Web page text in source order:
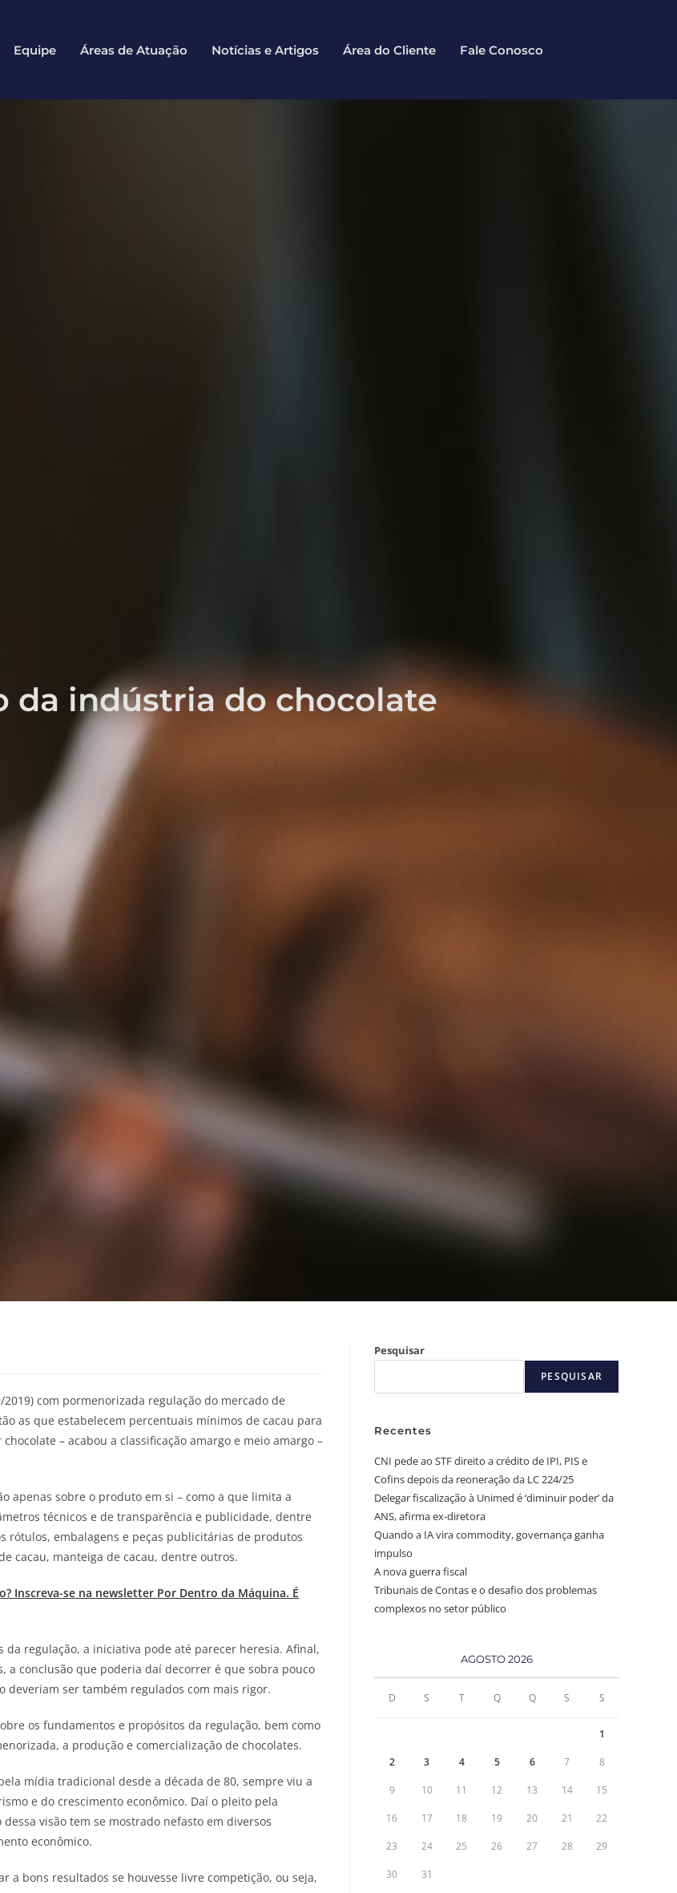
Equipe Áreas de Atuação Notícias e Artigos Área do Cliente Fale Conosco
da indústria do chocolate
com pormenorizada regulação do mercado de
as que estabelecem percentuais mínimos de cacau para
– acabou a classificação amargo e meio amargo –
apenas sobre o produto em si – como a que limita a
técnicos e de transparência e publicidade, dentre
rótulos, embalagens e peças publicitárias de produtos
cacau, manteiga de cacau, dentre outros.
Inscreva-se na newsletter Por Dentro da Máquina. É
regulação, a iniciativa pode até parecer heresia. Afinal,
a conclusão que poderia daí decorrer é que sobra pouco
deveriam ser também regulados com mais rigor.
os fundamentos e propósitos da regulação, bem como
a produção e comercialização de chocolates.
mídia tradicional desde a década de 80, sempre viu a
e do crescimento econômico. Daí o pleito pela
visão tem se mostrado nefasto em diversos
econômico.
a bons resultados se houvesse livre competição, ou seja,
Pesquisar
PESQUISAR
Recentes
CNI pede ao STF direito a crédito de IPI, PIS e
Cofins depois da reoneração da LC 224/25
Delegar fiscalização à Unimed é ‘diminuir poder’ da
ANS, afirma ex-diretora
Quando a IA vira commodity, governança ganha
impulso
A nova guerra fiscal
Tribunais de Contas e o desafio dos problemas
complexos no setor público
AGOSTO 2026
D S T Q Q S S
1
2 3 4 5 6 7 8
9 10 11 12 13 14 15
16 17 18 19 20 21 22
23 24 25 26 27 28 29
30 31